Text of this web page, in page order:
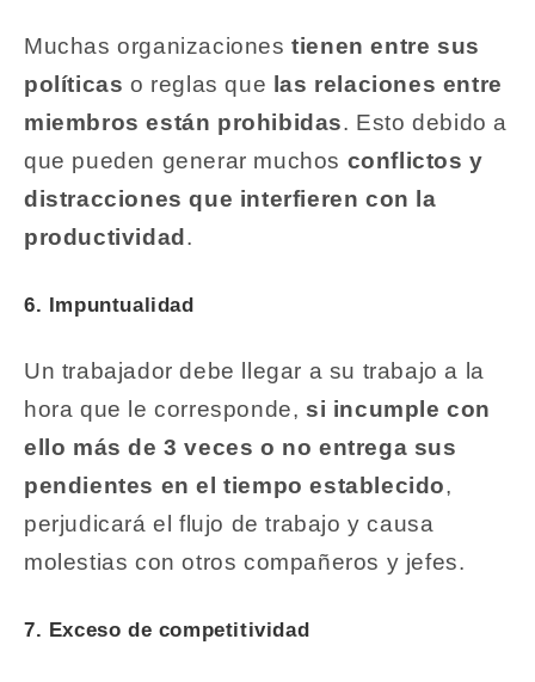
Muchas organizacionestienen entre sus
políticas o reglas que las relaciones entre
miembros están prohibidas. Esto debido a
que pueden generar muchos conflictos y
distracciones que interfieren con la
productividad .
6. Impuntualidad
Un trabajador debe llegar a su trabajo a la
hora que le corresponde, si incumple con
ello más de 3 veces o no entrega sus
pendientes en el tiempo establecido,
perjudicará el flujo de trabajo y causa
molestias con otros compañeros y jefes.
7. Exceso de competitividad